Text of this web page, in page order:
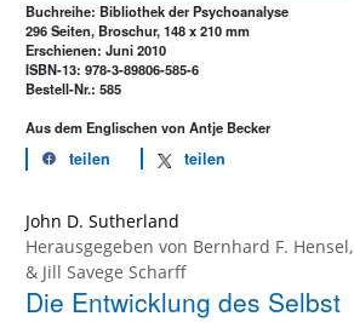
Buchreihe: Bibliothek der Psychoanalyse
296 Seiten, Broschur, 148 x 210 mm
Erschienen: Juni 2010
ISBN-13: 978-3-89806-585-6
Bestell-Nr.: 585
Aus dem Englischen von Antje Becker
teilen teilen
John D. Sutherland
Herausgegeben von Bernhard F. Hensel,
& Jill Savege Scharff
Die Entwicklung des Selbst